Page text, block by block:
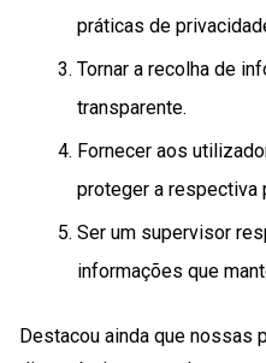
práticas de
Tornar a recolha de
transparente.
Fornecer aos
proteger a respectiva
Ser um supervisor
informações que
Destacou ainda que nossas